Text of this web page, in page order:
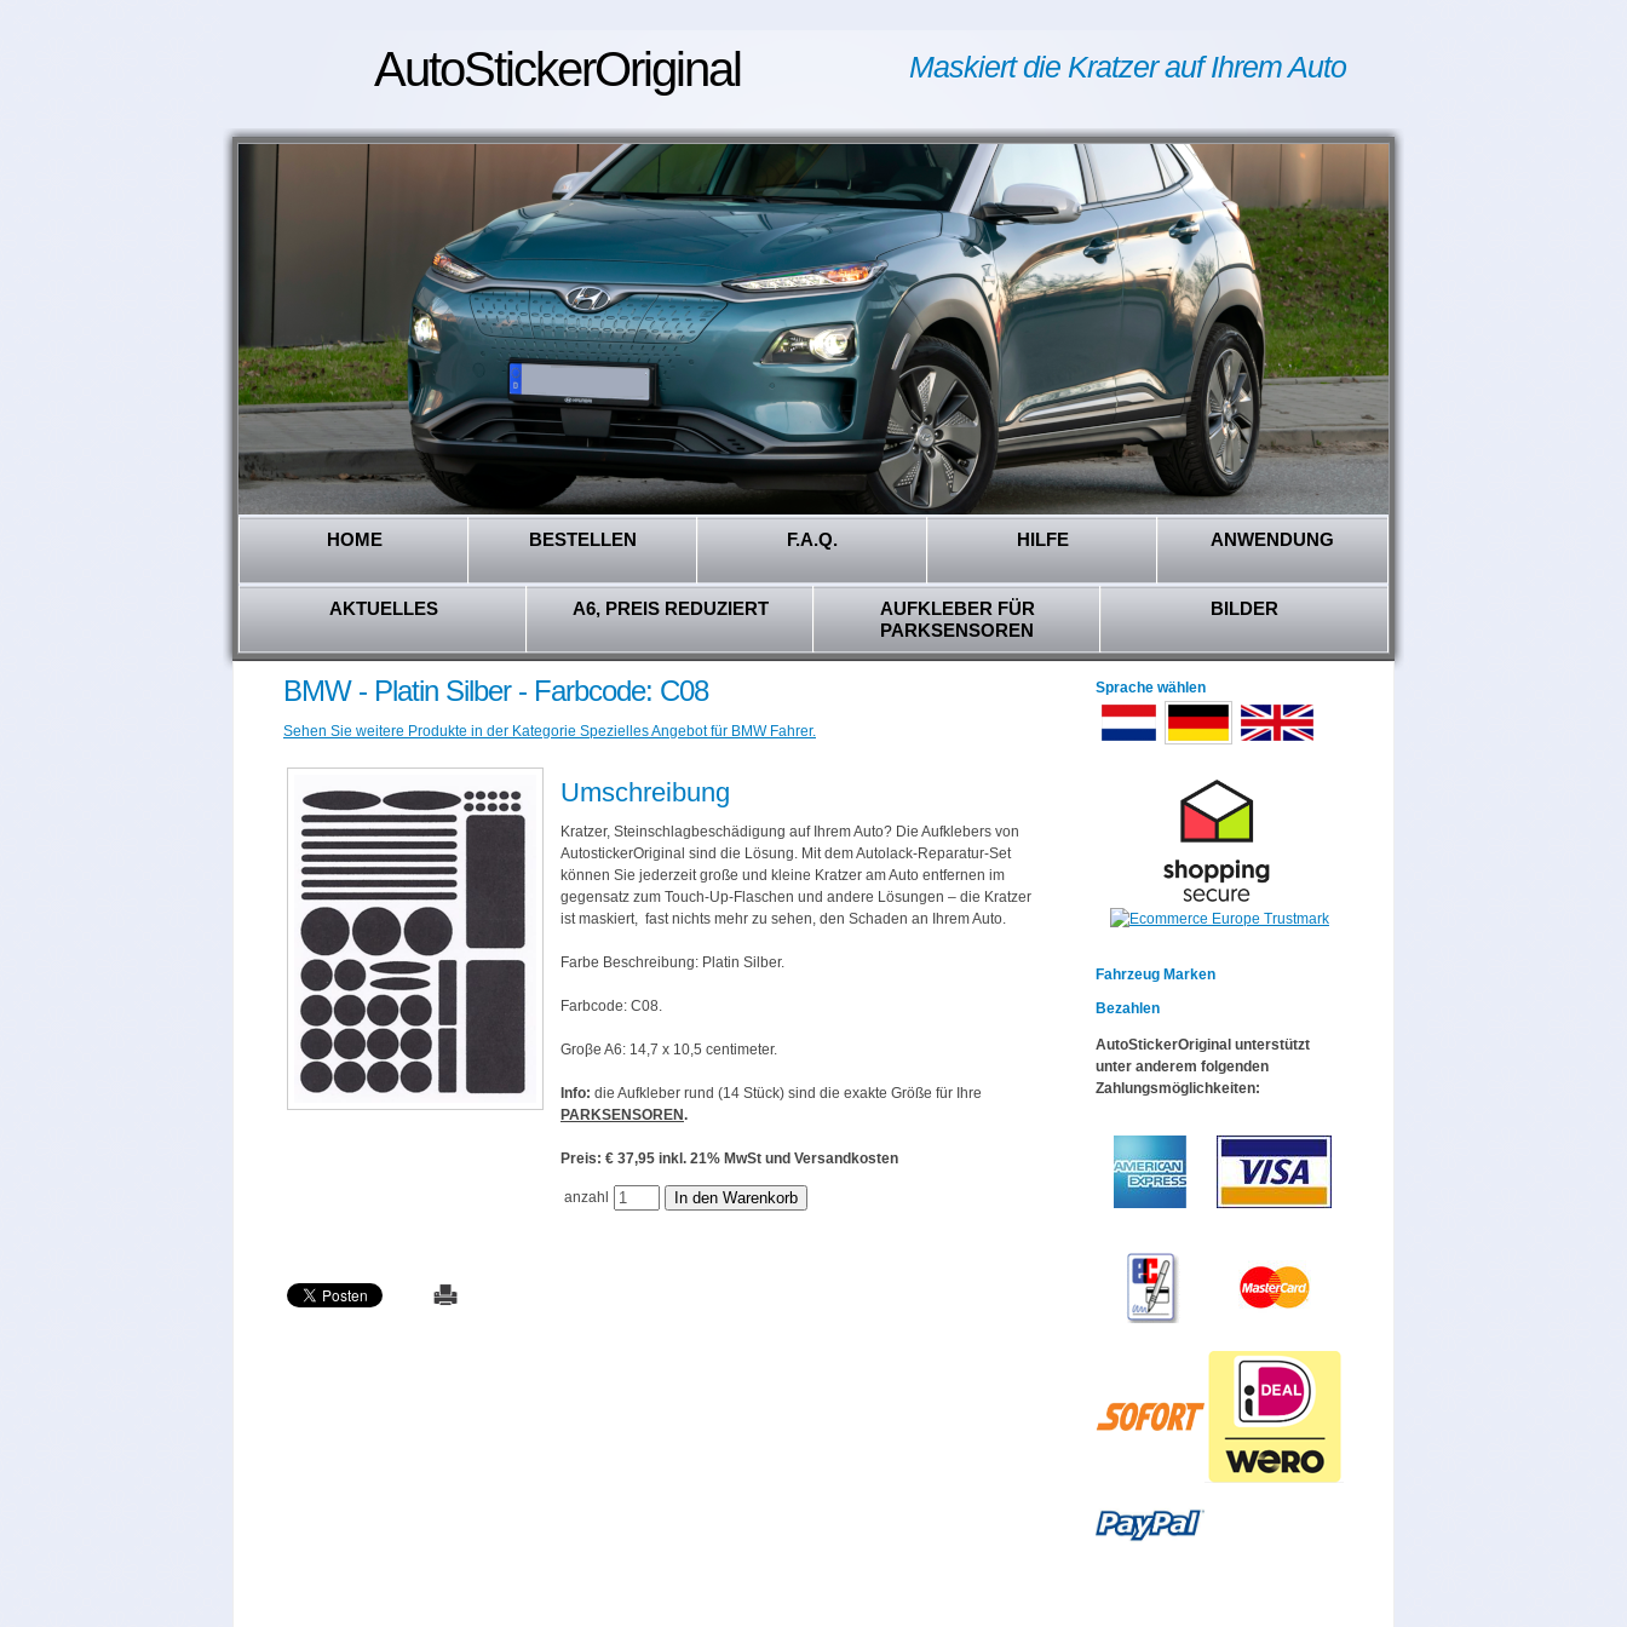
AutoStickerOriginal Maskiert die Kratzer auf Ihrem Auto
HOME BESTELLEN F.A.Q. HILFE ANWENDUNG
AKTUELLES A6, PREIS REDUZIERT
AUFKLEBER FÜR
PARKSENSOREN
BILDER
BMW - Platin Silber - Farbcode: C08
Sehen Sie weitere Produkte in der Kategorie Spezielles Angebot für BMW Fahrer.
Umschreibung
Kratzer, Steinschlagbeschädigung auf Ihrem Auto? Die Aufklebers von
AutostickerOriginal sind die Lösung. Mit dem Autolack-Reparatur-Set
können Sie jederzeit große und kleine Kratzer am Auto entfernen im
gegensatz zum Touch-Up-Flaschen und andere Lösungen – die Kratzer
ist maskiert, fast nichts mehr zu sehen, den Schaden an Ihrem Auto.
Farbe Beschreibung: Platin Silber.
Farbcode: C08.
Groβe A6: 14,7 x 10,5 centimeter.
Info: die Aufkleber rund (14 Stück) sind die exakte Größe für Ihre
PARKSENSOREN.
Preis: € 37,95 inkl. 21% MwSt und Versandkosten
anzahl
Sprache wählen
Fahrzeug Marken
Bezahlen
AutoStickerOriginal unterstützt
unter anderem folgenden
Zahlungsmöglichkeiten: